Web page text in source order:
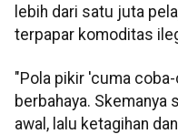
lebih dari satu juta
terpapar komoditas
"Pola pikir 'cuma
berbahaya. Skemanya
awal, lalu ketagihan